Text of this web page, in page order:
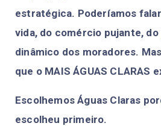
estratégica. Poderíamos
vida, do comércio pujante,
dinâmico dos moradores.
que o MAIS ÁGUAS CLARAS
Escolhemos Águas Claras
escolheu primeiro.